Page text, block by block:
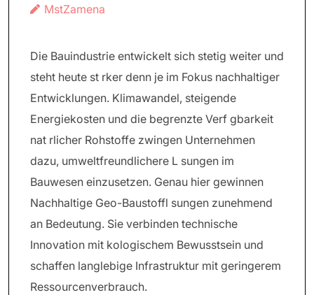
MstZamena
Die Bauindustrie entwickelt sich stetig weiter und
steht heute st rker denn je im Fokus nachhaltiger
Entwicklungen. Klimawandel, steigende
Energiekosten und die begrenzte Verf gbarkeit
nat rlicher Rohstoffe zwingen Unternehmen
dazu, umweltfreundlichere L sungen im
Bauwesen einzusetzen. Genau hier gewinnen
Nachhaltige Geo-Baustoffl sungen zunehmend
an Bedeutung. Sie verbinden technische
Innovation mit kologischem Bewusstsein und
schaffen langlebige Infrastruktur mit geringerem
Ressourcenverbrauch.